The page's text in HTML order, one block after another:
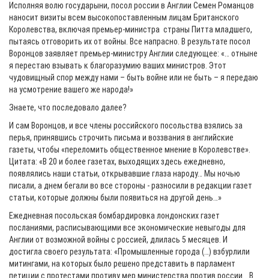
Исполняя волю государыни, посол россии в Англии Семен Романцов
наносит визиты всем высокопоставленным лицам Британского
Королевства, включая премьер-министра страны Питта младшего,
пытаясь отговорить их от войны. Все напрасно. В результате посол
Воронцов заявляет премьер-министру Англии следующее: «… отныне
я перестаю взывать к благоразумию ваших министров. Этот
чудовищный спор между нами – быть войне или не быть – я передаю
на усмотрение вашего же народа!»
Знаете, что последовало далее?
И сам Воронцов, и все члены российского посольства взялись за
перья, принявшись строчить письма и воззвания в английские
газеты, чтобы «переломить общественное мнение в Королевстве».
Цитата: «В 20 и более газетах, выходящих здесь ежедневно,
появлялись наши статьи, открывавшие глаза народу… Мы ночью
писали, а днем бегали во все стороны - разносили в редакции газет
статьи, которые должны были появиться на другой день…»
Ежедневная посольская бомбардировка лондонских газет
посланиями, расписывающими все экономические невыгоды для
Англии от возможной войны с россией, длилась 5 месяцев. И
достигла своего результата: «Промышленные города (…) взбурлили
митингами, на которых было решено представить в парламент
петиции с протестами противу мер министерства против россии… В